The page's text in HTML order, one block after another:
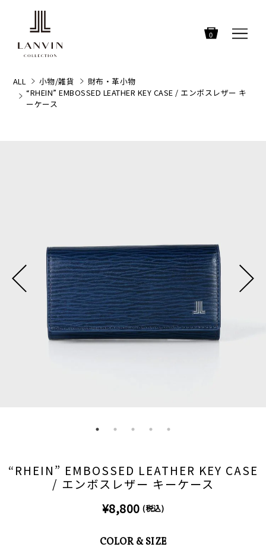
0
ALL 小物/雑貨
財布・革小物
“RHEIN” EMBOSSED LEATHER KEY CASE / エンボスレザー キ
ーケース
“RHEIN” EMBOSSED LEATHER KEY CASE
/ エンボスレザー キーケース
¥8,800 (税込)
COLOR & SIZE